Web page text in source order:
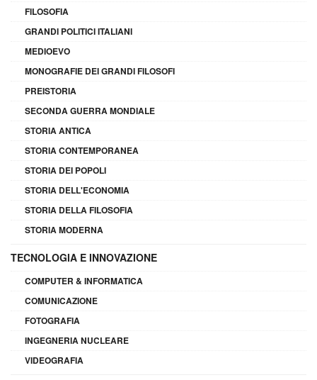
FILOSOFIA
GRANDI POLITICI ITALIANI
MEDIOEVO
MONOGRAFIE DEI GRANDI FILOSOFI
PREISTORIA
SECONDA GUERRA MONDIALE
STORIA ANTICA
STORIA CONTEMPORANEA
STORIA DEI POPOLI
STORIA DELL'ECONOMIA
STORIA DELLA FILOSOFIA
STORIA MODERNA
TECNOLOGIA E INNOVAZIONE
COMPUTER & INFORMATICA
COMUNICAZIONE
FOTOGRAFIA
INGEGNERIA NUCLEARE
VIDEOGRAFIA